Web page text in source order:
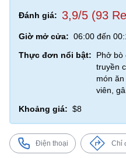
Đánh giá: 3,9/5 (93
Giờ mở cửa: 06:00 đến
Thực đơn nổi bật:
Phở bò
truyền
món
viên,
Khoảng giá: $8
Điện thoại Chỉ